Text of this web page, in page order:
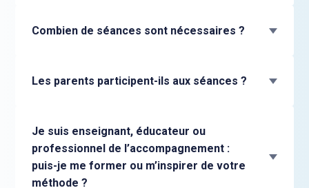
Combien de séances sont nécessaires ?
Les parents participent-ils aux séances ?
Je suis enseignant, éducateur ou
professionnel de l’accompagnement :
puis-je me former ou m’inspirer de votre
méthode ?